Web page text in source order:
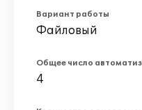
Вариант работы
Файловый
Общее число
4